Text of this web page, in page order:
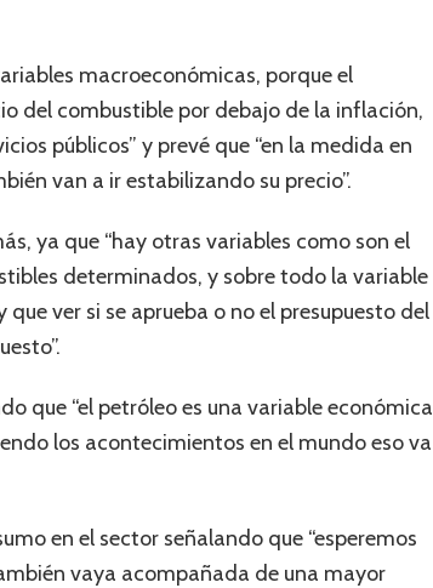
macroeconómicas, porque el
del combustible por debajo de la inflación,
públicos” y prevé que “en la medida en
van a ir estabilizando su precio”.
ya que “hay otras variables como son el
determinados, y sobre todo la variable
ver si se aprueba o no el presupuesto del
que “el petróleo es una variable económica
los acontecimientos en el mundo eso va
en el sector señalando que “esperemos
vaya acompañada de una mayor